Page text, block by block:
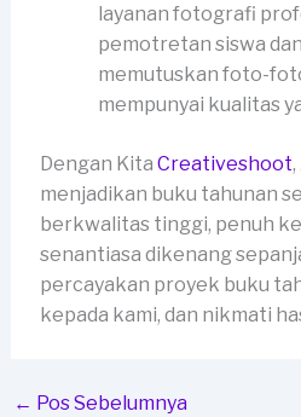
layanan fotografi
pemotretan siswa
memutuskan foto-
mempunyai kualitas
Dengan Kita Creativeshoot
menjadikan buku tahunan
berkwalitas tinggi, penuh
senantiasa dikenang
percayakan proyek buku
kepada kami, dan nikmati
← Pos Sebelumnya